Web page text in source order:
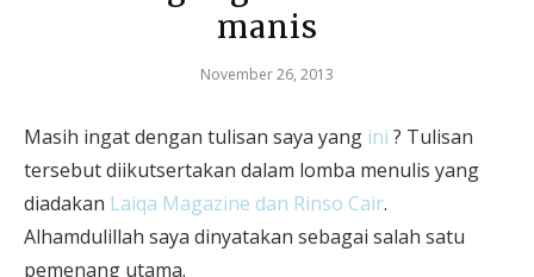
manis
November 26, 2013
Masih ingat dengan tulisan saya yang ini ? Tulisan
tersebut diikutsertakan dalam lomba menulis yang
diadakan Laiqa Magazine dan Rinso Cair.
Alhamdulillah saya dinyatakan sebagai salah satu
pemenang utama.